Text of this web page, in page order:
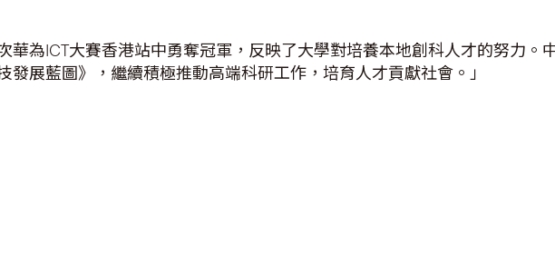
華為ICT大賽香港站中勇奪冠軍，反映了大學對培養本地創科人才的努力。
展藍圖》，繼續積極推動高端科研工作，培育人才貢獻社會。」